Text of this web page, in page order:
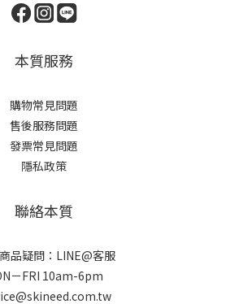
本質服務
購物常見問題
售後服務問題
發票常見問題
隱私政策
聯絡本質
品疑問：LINE@客服
－FRI 10am-6pm